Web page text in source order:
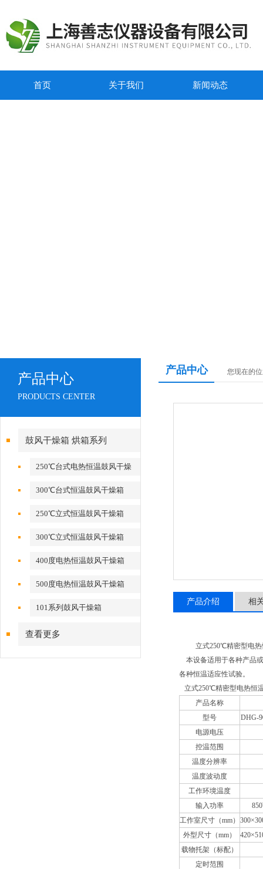
首页 关于我们 新闻动态
产品中心
PRODUCTS CENTER
鼓风干燥箱 烘箱系列
250℃台式电热恒温鼓风干燥
300℃台式恒温鼓风干燥箱
250℃立式恒温鼓风干燥箱
300℃立式恒温鼓风干燥箱
400度电热恒温鼓风干燥箱
500度电热恒温鼓风干燥箱
101系列鼓风干燥箱
查看更多
产品中心 您现在的
产品介绍 相
立式250℃精密型电
本设备适用于各种产品
各种恒温适应性试验。
立式250℃精密型电热恒
产品名称
型号
DHG-
电源电压
控温范围
温度分辨率
温度波动度
工作环境温度
输入功率
工作室尺寸（mm）
外型尺寸（mm）
载物托架（标配）
定时范围